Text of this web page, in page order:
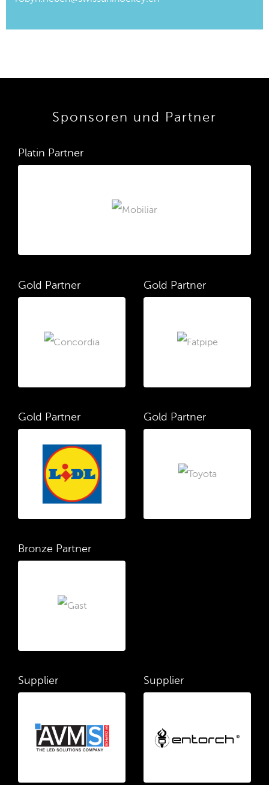
Sponsoren und Partner
Platin Partner
Gold Partner Gold Partner
Gold Partner Gold Partner
Bronze Partner
Supplier Supplier